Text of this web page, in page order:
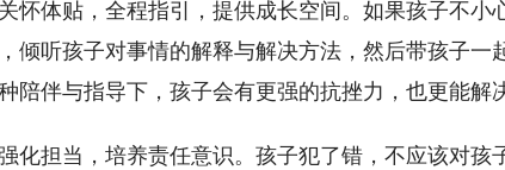
怀体贴，全程指引，提供成长空间。如果孩子不小
倾听孩子对事情的解释与解决方法，然后带孩子一
陪伴与指导下，孩子会有更强的抗挫力，也更能解
化担当，培养责任意识。孩子犯了错，不应该对孩